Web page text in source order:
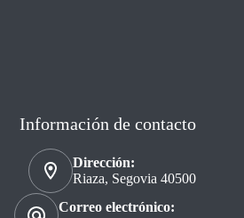
Información de contacto
Dirección:
Riaza, Segovia 40500
Correo electrónico: